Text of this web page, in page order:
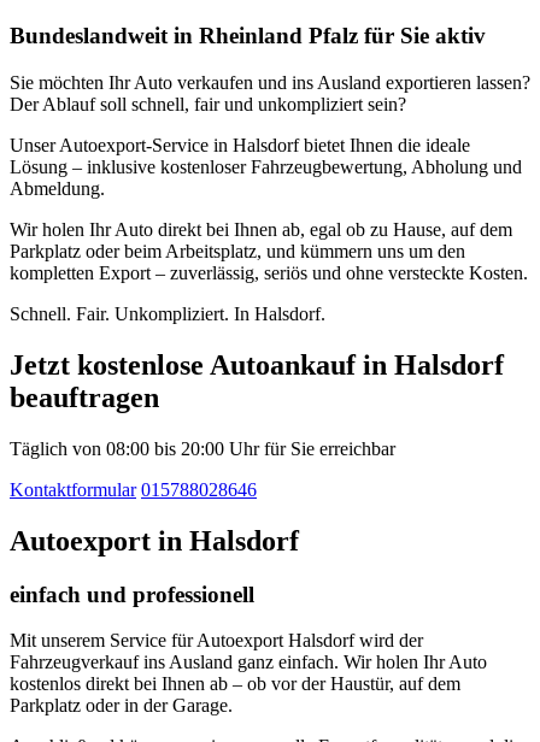
Bundeslandweit in Rheinland Pfalz für Sie aktiv
Sie möchten Ihr Auto verkaufen und ins Ausland exportieren lassen?
Der Ablauf soll schnell, fair und unkompliziert sein?
Unser Autoexport-Service in Halsdorf bietet Ihnen die ideale
Lösung – inklusive kostenloser Fahrzeugbewertung, Abholung und
Abmeldung.
Wir holen Ihr Auto direkt bei Ihnen ab, egal ob zu Hause, auf dem
Parkplatz oder beim Arbeitsplatz, und kümmern uns um den
kompletten Export – zuverlässig, seriös und ohne versteckte Kosten.
Schnell. Fair. Unkompliziert. In Halsdorf.
Jetzt kostenlose Autoankauf in Halsdorf
beauftragen
Täglich von 08:00 bis 20:00 Uhr für Sie erreichbar
Kontaktformular 015788028646
Autoexport in Halsdorf
einfach und professionell
Mit unserem Service für Autoexport Halsdorf wird der
Fahrzeugverkauf ins Ausland ganz einfach. Wir holen Ihr Auto
kostenlos direkt bei Ihnen ab – ob vor der Haustür, auf dem
Parkplatz oder in der Garage.